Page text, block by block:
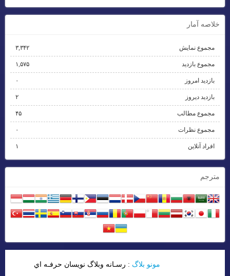
خلاصه آمار
مجموع نمایش‌ ۳,۳۴۲
مجموع بازدید ۱,۵۷۵
بازدید امروز ۰
بازدید دیروز ۲
مجموع مطالب ۴۵
مجموع نظرات ۰
افراد آنلاین ۱
مترجم
مونو بلاگ : رسـانه وبلاگ نويسان حرفـه اي